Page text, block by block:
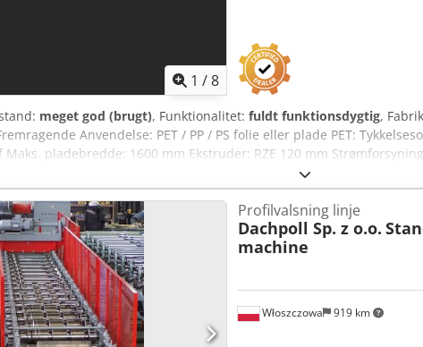
1 /8
meget god (brugt), Funktionalitet: fuldt funktionsdygtig,
Anvendelse: PET / PP / PS folie eller plade PET:
Maks. pladebredde: 1600 mm Ekstruder: RZE 120 mm
450 / 700 / 700 mm Silikonebad maks. pladebredde: 1600
1800 til dobbeltbanerulning medfølger. Alle oplysninger er med
og/eller mellemsalg.
Włoszczowa 919 km
Profilvalsning linje
Dachpoll Sp. z o.o.
machine